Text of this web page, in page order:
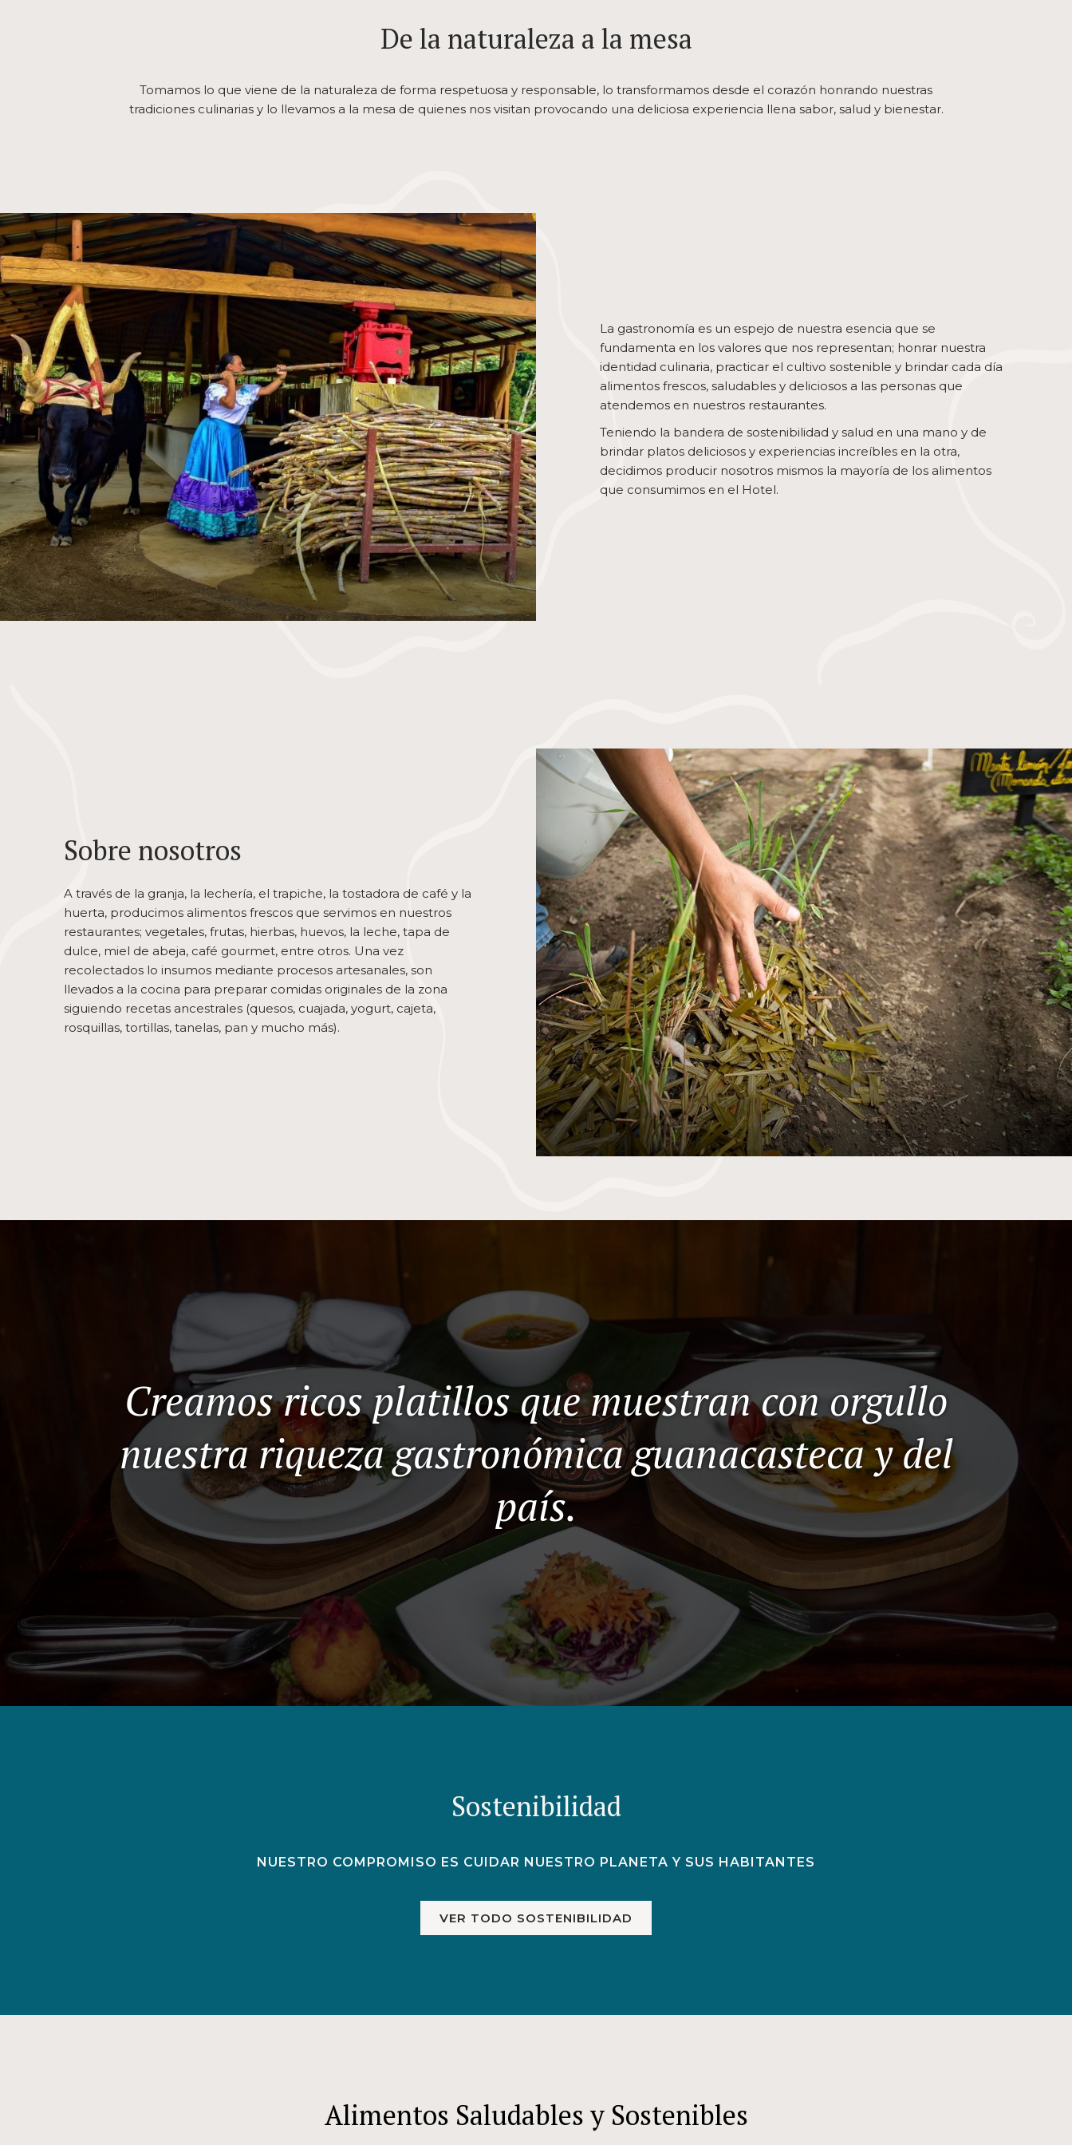
De la naturaleza a la mesa
Tomamos lo que viene de la naturaleza de forma respetuosa y responsable, lo transformamos desde el corazón honrando nuestras
tradiciones culinarias y lo llevamos a la mesa de quienes nos visitan provocando una deliciosa experiencia llena sabor, salud y bienestar.
La gastronomía es un espejo de nuestra esencia que se
fundamenta en los valores que nos representan; honrar nuestra
identidad culinaria, practicar el cultivo sostenible y brindar cada día
alimentos frescos, saludables y deliciosos a las personas que
atendemos en nuestros restaurantes.
Teniendo la bandera de sostenibilidad y salud en una mano y de
brindar platos deliciosos y experiencias increíbles en la otra,
decidimos producir nosotros mismos la mayoría de los alimentos
que consumimos en el Hotel.
Sobre nosotros
A través de la granja, la lechería, el trapiche, la tostadora de café y la
huerta, producimos alimentos frescos que servimos en nuestros
restaurantes; vegetales, frutas, hierbas, huevos, la leche, tapa de
dulce, miel de abeja, café gourmet, entre otros. Una vez
recolectados lo insumos mediante procesos artesanales, son
llevados a la cocina para preparar comidas originales de la zona
siguiendo recetas ancestrales (quesos, cuajada, yogurt, cajeta,
rosquillas, tortillas, tanelas, pan y mucho más).
Creamos ricos platillos que muestran con orgullo
nuestra riqueza gastronómica guanacasteca y del
país.
Sostenibilidad
NUESTRO COMPROMISO ES CUIDAR NUESTRO PLANETA Y SUS HABITANTES
VER TODO SOSTENIBILIDAD
Alimentos Saludables y Sostenibles